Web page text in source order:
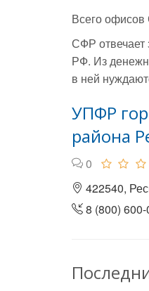
Всего
СФР отвечает
РФ. Из
в ней
УПФР
района
0
422540,
8 (800)